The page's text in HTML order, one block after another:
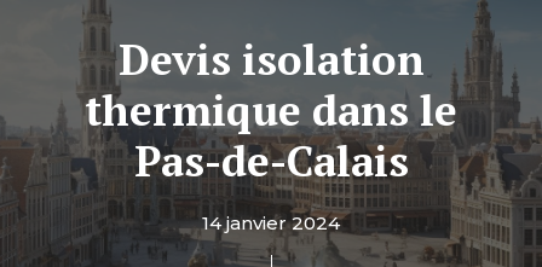
Devis isolation
thermique dans le
Pas-de-Calais
14 janvier 2024